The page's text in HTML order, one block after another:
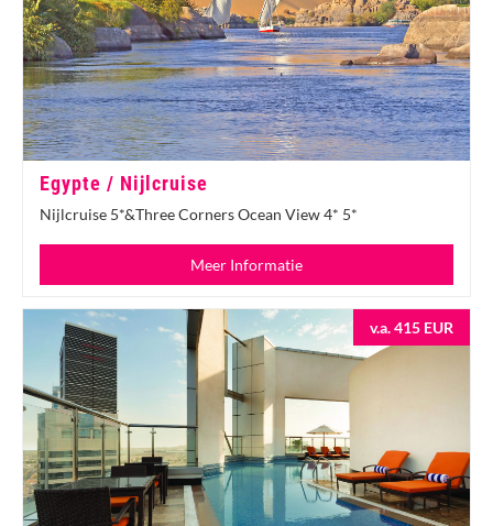
Egypte / Nijlcruise
Nijlcruise 5*&Three Corners Ocean View 4* 5*
Meer Informatie
v.a. 415 EUR